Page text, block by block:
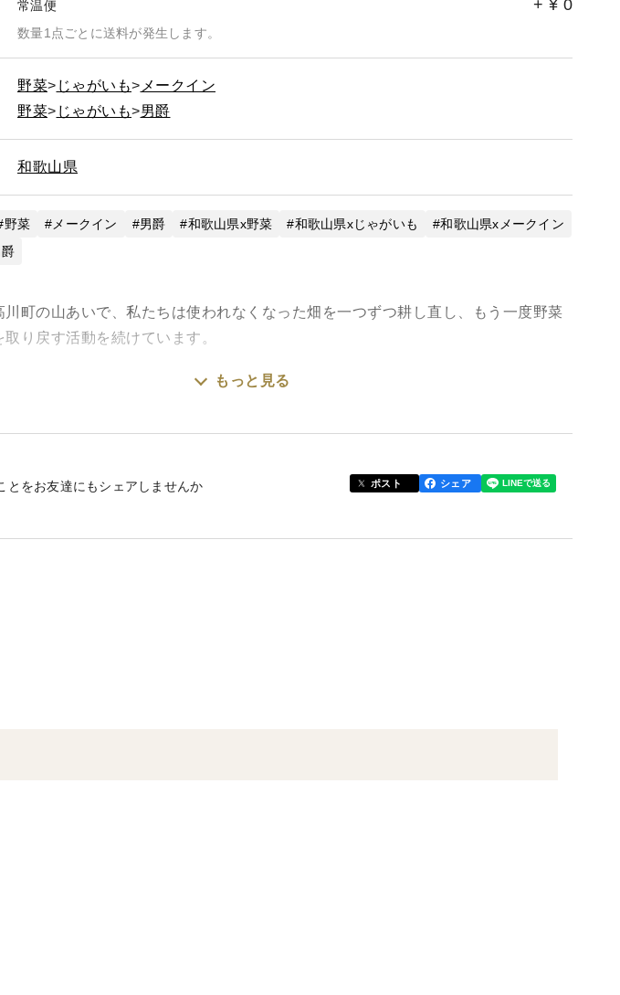
常温便 + ¥ 0
数量1点ごとに送料が発生します。
野菜 じゃがいも
メークイン
野菜
じゃがいも 男爵
和歌山県
野菜 メークイン 男爵 和歌山県x野菜 和歌山県xじゃがいも
和歌山県xメークイン
川町の山あいで、私たちは使われなくなった畑を一つずつ耕し直し、もう一度野菜
り戻す活動を続けています。
るのは、ホクホク食感の「男爵いも」と、しっとりなめらかな「メークイン」の食
煮込み料理にぴったりです。
使い分けることで、それぞれの品種ならではのおいしさをお楽しみいただけます。
もっと見る
とをお友達にもシェアしませんか ポスト シェア